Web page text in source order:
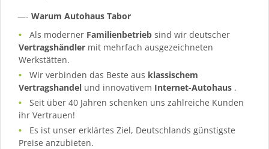
—- Warum Autohaus Tabor
Als moderner Familienbetrieb sind wir deutscher
Vertragshändler mit mehrfach ausgezeichneten
Werkstätten.
Wir verbinden das Beste aus klassischem
Vertragshandel und innovativem Internet-Autohaus .
Seit über 40 Jahren schenken uns zahlreiche Kunden
ihr Vertrauen!
Es ist unser erklärtes Ziel, Deutschlands günstigste
Preise anzubieten.